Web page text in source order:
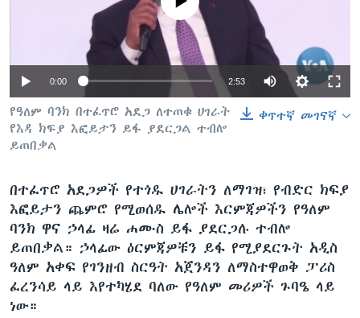
0:00 2:53
ቀጥተኛ መገናኛ
የዓለም ባንክ በተፈጥሮ አደጋ ለተጠቁ ሀገራት
የእዳ ክፍያ እፎይታን ይፋ ያደርጋል ተብሎ
ይጠበቃል
በተፈጥሮ አደጋዎች የተጎዱ ሀገራትን ለማገዝ፣ የብድር ክፍያ
እፎይታን ጨምሮ የሚወሰዱ ሌሎች እርምጃዎችን የዓለም
ባንክ ዋና ኃላፊ ዛሬ ሐሙስ ይፋ ያደርጋሉ ተብሎ
ይጠበቃል። ኃላፊው ዕርምጃዎቹን ይፋ የሚያደርጉት አዲስ
ዓለም አቀፍ የገንዘብ ስርዓት አጀንዳን ለማስተዋወቅ ፓሪስ
ፈረንሳይ ላይ እየተካሄደ ባለው የዓለም መሪዎች ጉባዔ ላይ
ነው።